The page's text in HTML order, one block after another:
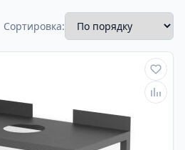
Сортировка: